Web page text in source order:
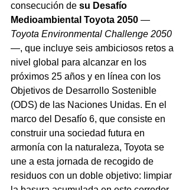
consecución de su Desafío
Medioambiental Toyota 2050 —
Toyota Environmental Challenge 2050
—, que incluye seis ambiciosos retos a
nivel global para alcanzar en los
próximos 25 años y en línea con los
Objetivos de Desarrollo Sostenible
(ODS) de las Naciones Unidas. En el
marco del Desafío 6, que consiste en
construir una sociedad futura en
armonía con la naturaleza, Toyota se
une a esta jornada de recogido de
residuos con un doble objetivo: limpiar